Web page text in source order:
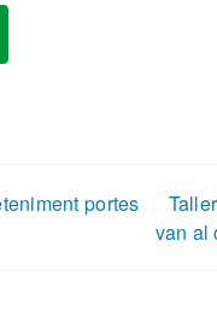
portes
van al